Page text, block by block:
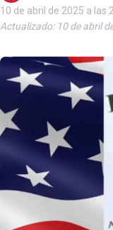
10 de abril de 2025 a las
Actualizado: 10 de abril